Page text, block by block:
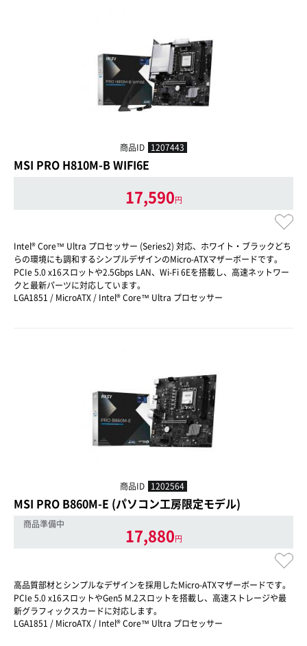
商品ID 1207443
MSI PRO H810M-B WIFI6E
17,590円
Intel® Core™ Ultra プロセッサー (Series2) 対応、ホワイト・ブラックどち
らの環境にも調和するシンプルデザインのMicro-ATXマザーボードです。
PCIe 5.0 x16スロットや2.5Gbps LAN、Wi-Fi 6Eを搭載し、高速ネットワー
クと最新パーツに対応しています。
LGA1851 / MicroATX / Intel® Core™ Ultra プロセッサー
商品ID 1202564
MSI PRO B860M-E (パソコン工房限定モデル)
商品準備中 17,880円
高品質部材とシンプルなデザインを採用したMicro-ATXマザーボードです。
PCIe 5.0 x16スロットやGen5 M.2スロットを搭載し、高速ストレージや最
新グラフィックスカードに対応します。
LGA1851 / MicroATX / Intel® Core™ Ultra プロセッサー